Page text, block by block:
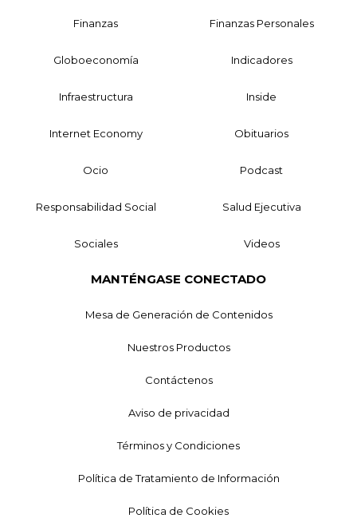
Finanzas Finanzas Personales
Globoeconomía Indicadores
Infraestructura Inside
Internet Economy Obituarios
Ocio Podcast
Responsabilidad Social Salud Ejecutiva
Sociales Videos
MANTÉNGASE CONECTADO
Mesa de Generación de Contenidos
Nuestros Productos
Contáctenos
Aviso de privacidad
Términos y Condiciones
Política de Tratamiento de Información
Política de Cookies